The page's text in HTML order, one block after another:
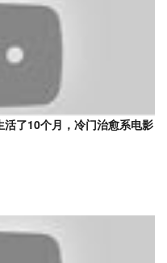
活了10个月，冷门治愈系电影